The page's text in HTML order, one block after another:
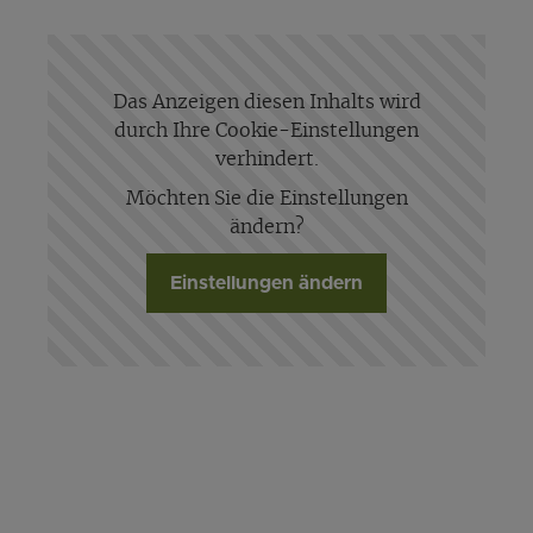
Das Anzeigen diesen Inhalts wird
durch Ihre Cookie-Einstellungen
verhindert.
Möchten Sie die Einstellungen
ändern?
Einstellungen ändern